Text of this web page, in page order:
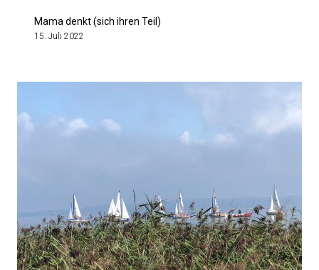
Mama denkt (sich ihren Teil)
15. Juli 2022